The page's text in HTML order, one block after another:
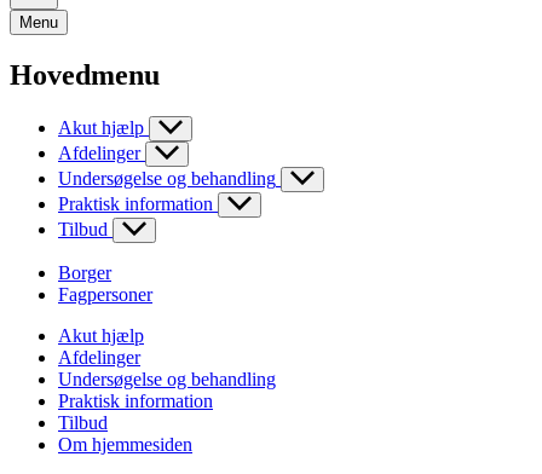
Menu
Hovedmenu
Akut hjælp
Afdelinger
Undersøgelse og behandling
Praktisk information
Tilbud
Borger
Fagpersoner
Akut hjælp
Afdelinger
Undersøgelse og behandling
Praktisk information
Tilbud
Om hjemmesiden